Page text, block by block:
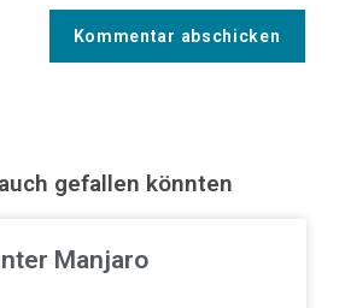
gefallen könnten
Manjaro